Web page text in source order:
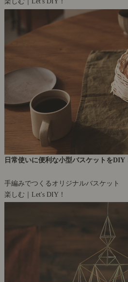
日常使いに便利な小型バスケットをDIY
手編みでつくるオリジナルバスケット
楽しむ｜Let's DIY！